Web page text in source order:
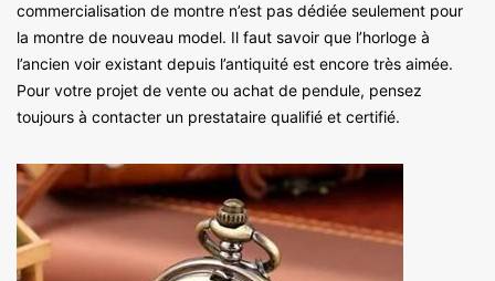
commercialisation de montre n’est pas dédiée seulement pour
la montre de nouveau model. Il faut savoir que l’horloge à
l’ancien voir existant depuis l’antiquité est encore très aimée.
Pour votre projet de vente ou achat de pendule, pensez
toujours à contacter un prestataire qualifié et certifié.